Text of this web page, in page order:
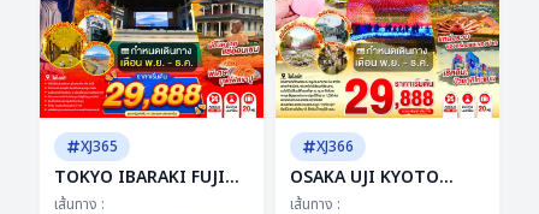
XJ365
TOKYO IBARAKI FUJI
AUTUMN 5D 3N BY XJ -
เส้นทาง :
XJ366
OSAKA UJI KYOTO
OBARA AUTUMN 5D 3N
เส้นทาง :